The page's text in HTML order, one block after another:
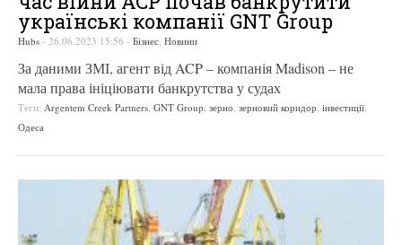
українські компанії GNT Group
Hubs - 26.06.2023 15:56 - Бізнес, Новини
За даними ЗМІ, агент від ACP – компанія Madison – не
мала права ініціювати банкрутства у судах
Теги: Argentem Creek Partners, GNT Group, зерно, зерновий коридор, інвестиції,
Одеса